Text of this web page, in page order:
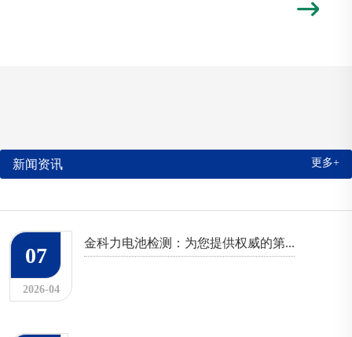
新闻资讯 更多+
07
2026-04
金科力电池检测：为您提供权威的第...